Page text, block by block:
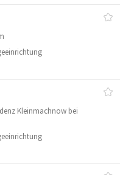
Kleinmachnow bei